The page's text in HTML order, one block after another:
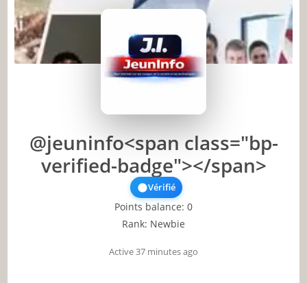
@jeuninfo<span class="bp-
verified-badge"></span>
Vérifié
Points balance: 0
Rank: Newbie
Active 37 minutes ago